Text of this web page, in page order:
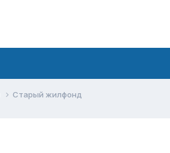
Старый жилфонд